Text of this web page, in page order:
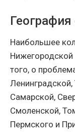
География
Наибольшее
Нижегородской
того, о
Самарской,
Смоленской,
Пермского и